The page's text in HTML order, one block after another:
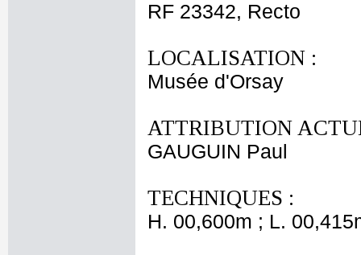
RF 23342, Recto
LOCALISATION :
Musée d'Orsay
ATTRIBUTION
GAUGUIN Paul
TECHNIQUES :
H. 00,600m ; L.